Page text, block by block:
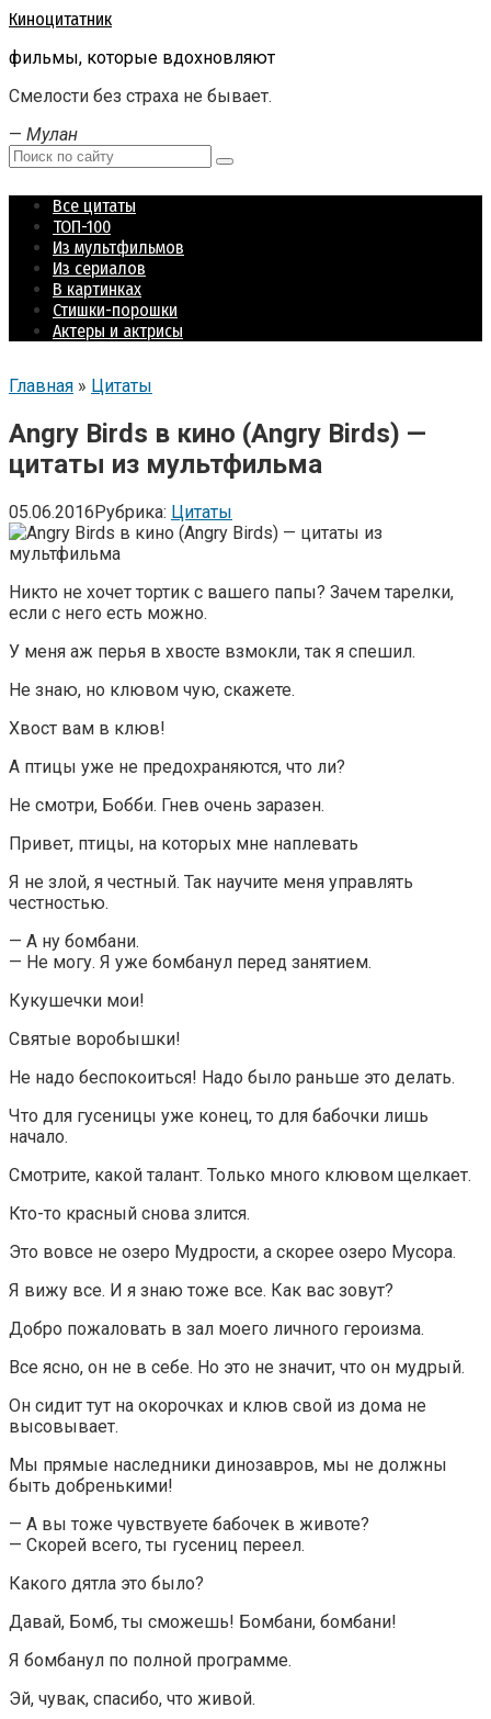
Перейти
контенту
Киноцитатник
фильмы, которые вдохновляют
Смелости без страха не бывает.
— Мулан
Поиск:
Все цитаты
ТОП-100
Из мультфильмов
Из сериалов
В картинках
Стишки-порошки
Актеры и актрисы
Главная » Цитаты
Angry Birds в кино (Angry Birds) —
цитаты из мультфильма
05.06.2016Рубрика: Цитаты
Никто не хочет тортик с вашего папы? Зачем тарелки,
если с него есть можно.
У меня аж перья в хвосте взмокли, так я спешил.
Не знаю, но клювом чую, скажете.
Хвост вам в клюв!
А птицы уже не предохраняются, что ли?
Не смотри, Бобби. Гнев очень заразен.
Привет, птицы, на которых мне наплевать
Я не злой, я честный. Так научите меня управлять
честностью.
— А ну бомбани.
— Не могу. Я уже бомбанул перед занятием.
Кукушечки мои!
Святые воробышки!
Не надо беспокоиться! Надо было раньше это делать.
Что для гусеницы уже конец, то для бабочки лишь
начало.
Смотрите, какой талант. Только много клювом щелкает.
Кто-то красный снова злится.
Это вовсе не озеро Мудрости, а скорее озеро Мусора.
Я вижу все. И я знаю тоже все. Как вас зовут?
Добро пожаловать в зал моего личного героизма.
Все ясно, он не в себе. Но это не значит, что он мудрый.
Он сидит тут на окорочках и клюв свой из дома не
высовывает.
Мы прямые наследники динозавров, мы не должны
быть добренькими!
— А вы тоже чувствуете бабочек в животе?
— Скорей всего, ты гусениц переел.
Какого дятла это было?
Давай, Бомб, ты сможешь! Бомбани, бомбани!
Я бомбанул по полной программе.
Эй, чувак, спасибо, что живой.